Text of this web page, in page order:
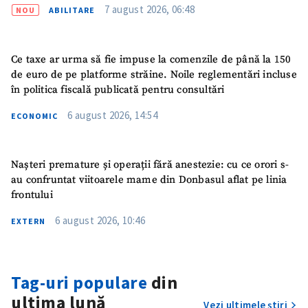
NOU ABILITARE 7 august 2026, 06:48
Ce taxe ar urma să fie impuse la comenzile de până la 150
de euro de pe platforme străine. Noile reglementări incluse
în politica fiscală publicată pentru consultări
ECONOMIC 6 august 2026, 14:54
Nașteri premature și operații fără anestezie: cu ce orori s-
au confruntat viitoarele mame din Donbasul aflat pe linia
frontului
EXTERN 6 august 2026, 10:46
Tag-uri populare din
ultima lună
Vezi ultimele știri
Email+ Emailul meu
Telefon
+ Telefon personal
confidențialitate.